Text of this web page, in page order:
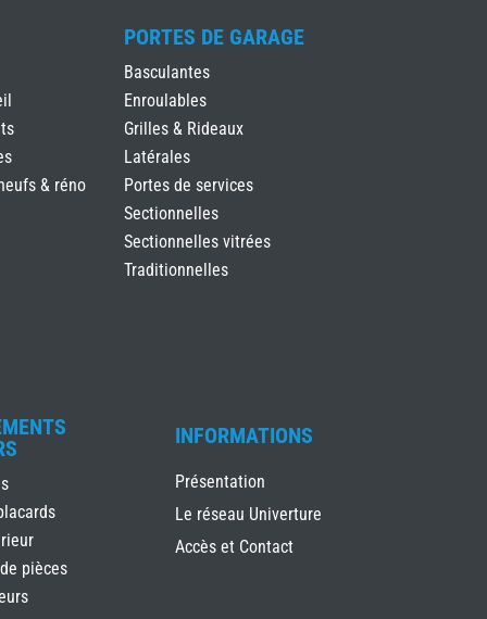
& réno
PORTES DE GARAGE
Basculantes
Enroulables
Grilles & Rideaux
Latérales
Portes de services
Sectionnelles
Sectionnelles vitrées
Traditionnelles
pièces
INFORMATIONS
Présentation
Le réseau Univerture
Accès et Contact